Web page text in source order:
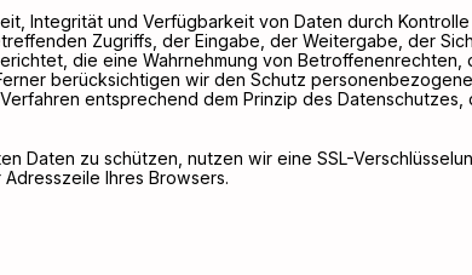
Integrität und Verfügbarkeit von Daten durch
Zugriffs, der Eingabe, der Weitergabe, der
die eine Wahrnehmung von Betroffenenrechten,
berücksichtigen wir den Schutz
entsprechend dem Prinzip des Datenschutzes,
Daten zu schützen, nutzen wir eine SSL-
Ihres Browsers.